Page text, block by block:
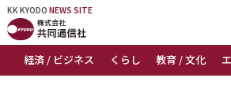
KK KYODO NEWS SITE
経済 / ビジネス くらし 教育 / 文化
KK KYODONEWS SITE
トップページ